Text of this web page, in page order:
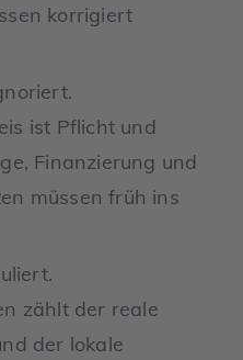
korrigiert
ist Pflicht und
Finanzierung und
müssen früh ins
zählt der reale
der lokale